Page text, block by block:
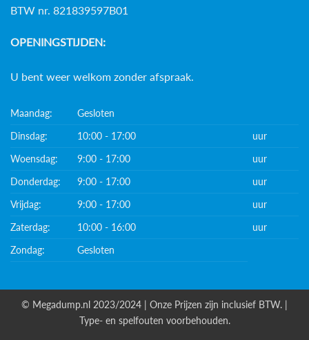
BTW nr. 821839597B01
OPENINGSTIJDEN:
U bent weer welkom zonder afspraak.
Maandag:
Gesloten
Dinsdag:
10:00 - 17:00
uur
Woensdag:
9:00 - 17:00
uur
Donderdag:
9:00 - 17:00
uur
Vrijdag:
9:00 - 17:00
uur
Zaterdag:
10:00 - 16:00
uur
Zondag:
Gesloten
© Megadump.nl 2023/2024 | Onze Prijzen zijn inclusief BTW. |
Type- en spelfouten voorbehouden.